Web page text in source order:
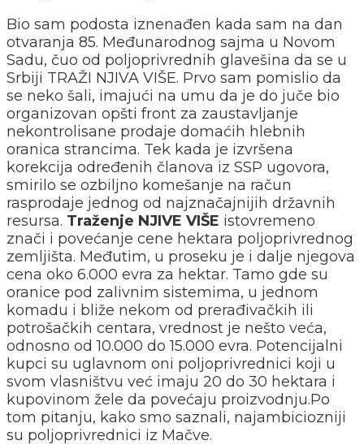
Bio sam podosta iznenađen kada sam na dan
otvaranja 85. Međunarodnog sajma u Novom
Sadu, čuo od poljoprivrednih glavešina da se u
Srbiji TRAŽI NJIVA VIŠE. Prvo sam pomislio da
se neko šali, imajući na umu da je do juče bio
organizovan opšti front za zaustavljanje
nekontrolisane prodaje domaćih hlebnih
oranica strancima. Tek kada je izvršena
korekcija određenih članova iz SSP ugovora,
smirilo se ozbiljno komešanje na račun
rasprodaje jednog od najznačajnijih državnih
resursa. Traženje NJIVE VIŠE istovremeno
znači i povećanje cene hektara poljoprivrednog
zemljišta. Međutim, u proseku je i dalje njegova
cena oko 6.000 evra za hektar. Tamo gde su
oranice pod zalivnim sistemima, u jednom
komadu i bliže nekom od prerađivačkih ili
potrošačkih centara, vrednost je nešto veća,
odnosno od 10.000 do 15.000 evra. Potencijalni
kupci su uglavnom oni poljoprivrednici koji u
svom vlasništvu već imaju 20 do 30 hektara i
kupovinom žele da povećaju proizvodnju.Po
tom pitanju, kako smo saznali, najambiciozniji
su poljoprivrednici iz Mačve.